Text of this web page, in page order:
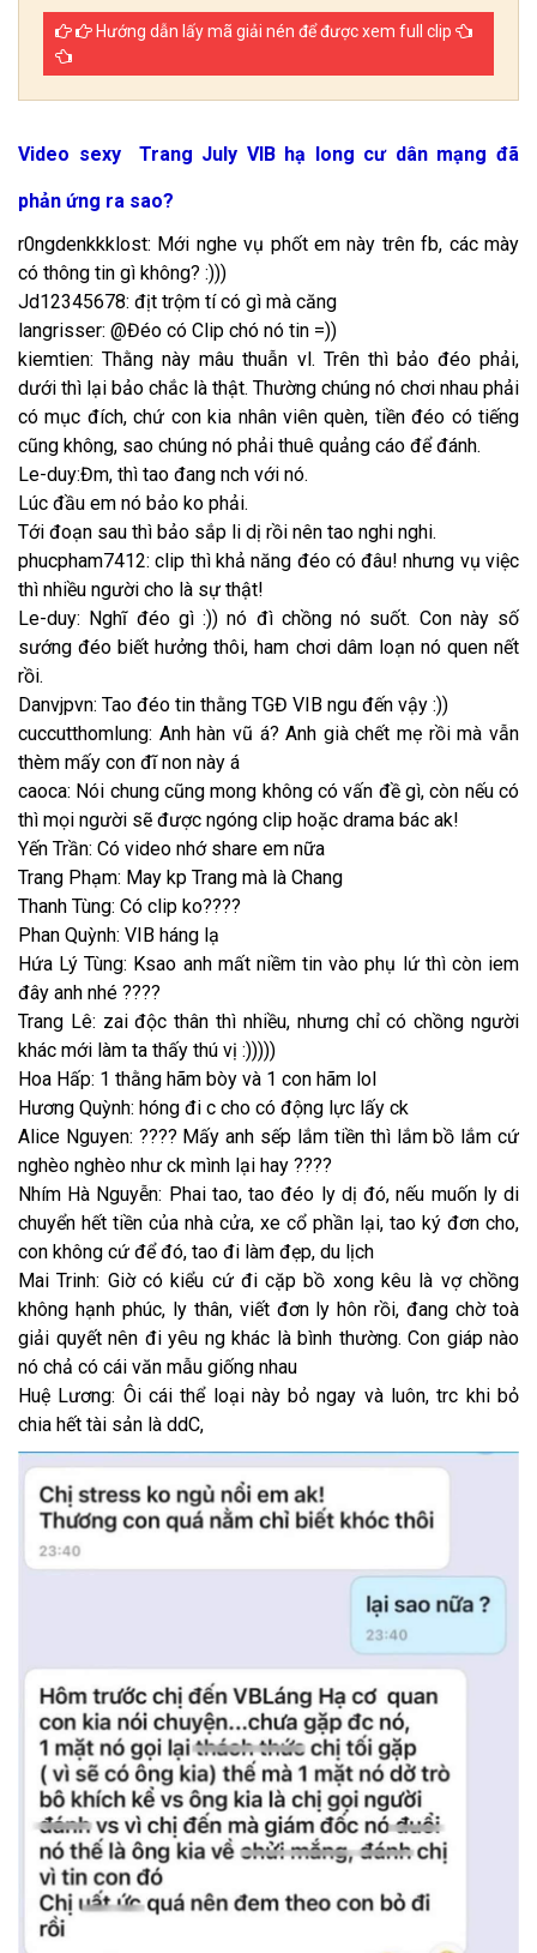
Hướng dẫn lấy mã giải nén để được xem full clip
Video sexy Trang July VIB hạ long cư dân mạng đã
phản ứng ra sao?
r0ngdenkkklost: Mới nghe vụ phốt em này trên fb, các mày
có thông tin gì không? :)))
Jd12345678: địt trộm tí có gì mà căng
langrisser: @Đéo có Clip chó nó tin =))
kiemtien: Thằng này mâu thuẫn vl. Trên thì bảo đéo phải,
dưới thì lại bảo chắc là thật. Thường chúng nó chơi nhau phải
có mục đích, chứ con kia nhân viên quèn, tiền đéo có tiếng
cũng không, sao chúng nó phải thuê quảng cáo để đánh.
Le-duy:Đm, thì tao đang nch với nó.
Lúc đầu em nó bảo ko phải.
Tới đoạn sau thì bảo sắp li dị rồi nên tao nghi nghi.
phucpham7412: clip thì khả năng đéo có đâu! nhưng vụ việc
thì nhiều người cho là sự thật!
Le-duy: Nghĩ đéo gì :)) nó đì chồng nó suốt. Con này số
sướng đéo biết hưởng thôi, ham chơi dâm loạn nó quen nết
rồi.
Danvjpvn: Tao đéo tin thằng TGĐ VIB ngu đến vậy :))
cuccutthomlung: Anh hàn vũ á? Anh già chết mẹ rồi mà vẫn
thèm mấy con đĩ non này á
caoca: Nói chung cũng mong không có vấn đề gì, còn nếu có
thì mọi người sẽ được ngóng clip hoặc drama bác ak!
Yến Trần: Có video nhớ share em nữa
Trang Phạm: May kp Trang mà là Chang
Thanh Tùng: Có clip ko????
Phan Quỳnh: VIB háng lạ
Hứa Lý Tùng: Ksao anh mất niềm tin vào phụ lứ thì còn iem
đây anh nhé ????
Trang Lê: zai độc thân thì nhiều, nhưng chỉ có chồng người
khác mới làm ta thấy thú vị :)))))
Hoa Hấp: 1 thằng hãm bòy và 1 con hãm lol
Hương Quỳnh: hóng đi c cho có động lực lấy ck
Alice Nguyen: ???? Mấy anh sếp lắm tiền thì lắm bồ lắm cứ
nghèo nghèo như ck mình lại hay ????
Nhím Hà Nguyễn: Phai tao, tao đéo ly dị đó, nếu muốn ly di
chuyển hết tiền của nhà cửa, xe cổ phần lại, tao ký đơn cho,
con không cứ để đó, tao đi làm đẹp, du lịch
Mai Trinh: Giờ có kiểu cứ đi cặp bồ xong kêu là vợ chồng
không hạnh phúc, ly thân, viết đơn ly hôn rồi, đang chờ toà
giải quyết nên đi yêu ng khác là bình thường. Con giáp nào
nó chả có cái văn mẫu giống nhau
Huệ Lương: Ôi cái thể loại này bỏ ngay và luôn, trc khi bỏ
chia hết tài sản là ddC,